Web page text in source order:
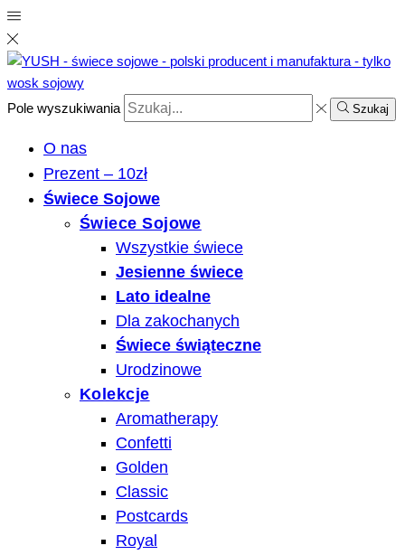
Pole wyszukiwania Szukaj
O nas
Prezent – 10zł
Świece Sojowe
Świece Sojowe
Wszystkie świece
Jesienne świece
Lato idealne
Dla zakochanych
Świece świąteczne
Urodzinowe
Kolekcje
Aromatherapy
Confetti
Golden
Classic
Postcards
Royal